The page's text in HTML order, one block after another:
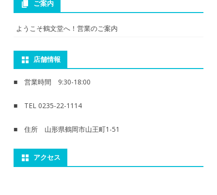
ご案内
ようこそ鶴文堂へ！営業のご案内
店舗情報
■ 営業時間 9:30-18:00
■ TEL 0235-22-1114
■ 住所 山形県鶴岡市山王町1-51
アクセス